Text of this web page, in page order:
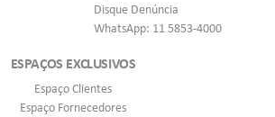
Disque Denúncia
WhatsApp: 11 5853-4000
ESPAÇOS EXCLUSIVOS
Espaço Clientes
Espaço Fornecedores